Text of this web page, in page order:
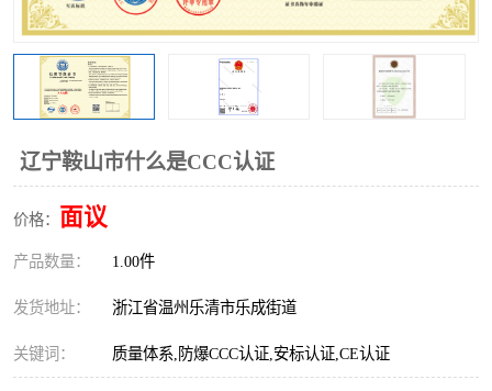
辽宁鞍山市什么是CCC认证
价格： 面议
产品数量： 1.00件
发货地址： 浙江省温州乐清市乐成街道
关键词： 质量体系,防爆CCC认证,安标认证,CE认证